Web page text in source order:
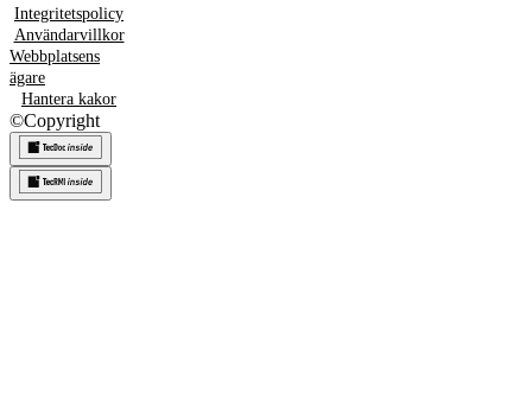
Integritetspolicy
Användarvillkor
Webbplatsens
ägare
Hantera kakor
©Copyright